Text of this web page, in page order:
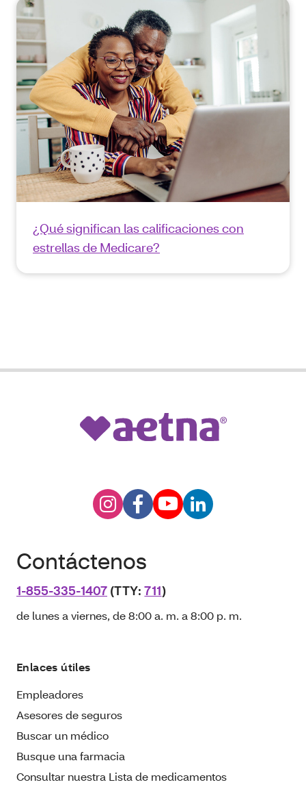
¿Qué significan las calificaciones con
estrellas de Medicare?
Contáctenos
1-855-335-1407 (TTY:711)
de lunes a viernes, de 8:00 a. m. a 8:00 p. m.
Enlaces útiles
Empleadores
Asesores de seguros
Buscar un médico
Busque una farmacia
Consultar nuestra Lista de medicamentos